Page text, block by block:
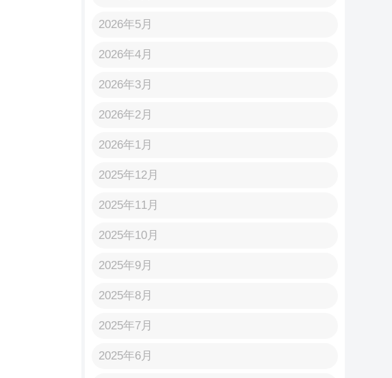
2026年5月
2026年4月
2026年3月
2026年2月
2026年1月
2025年12月
2025年11月
2025年10月
2025年9月
2025年8月
2025年7月
2025年6月